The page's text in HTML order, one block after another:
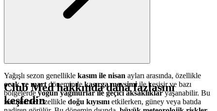
Yağışlı sezon genellikle kasım ile nisan ayları arasında, özellikle
ocak ve mart dönemindekasırga mevsimiile kesişir ve bazı
bölgelerdeyoğun yağmurlar ile geçici aksaklıklaryaşanabilir. Bu
fenomenler özellikle doğu kıyısını etkilerken, güney veya batıda
Club Med hakkında daha fazlasını
keşfedin